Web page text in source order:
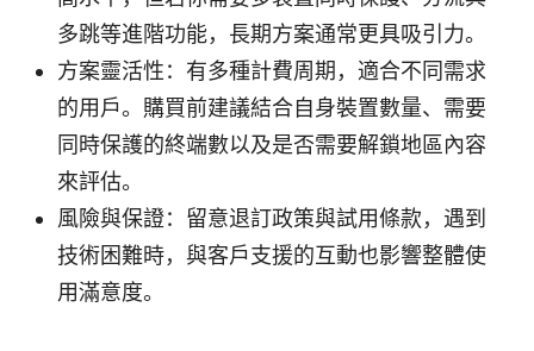
多跳等進階功能，長期方案通常更具吸引力。
方案靈活性：有多種計費周期，適合不同需求
的用戶。購買前建議結合自身裝置數量、需要
同時保護的終端數以及是否需要解鎖地區內容
來評估。
風險與保證：留意退訂政策與試用條款，遇到
技術困難時，與客戶支援的互動也影響整體使
用滿意度。